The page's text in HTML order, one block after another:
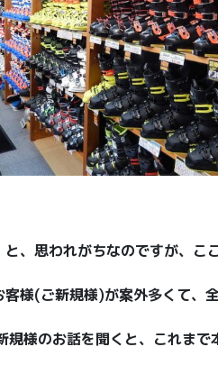
、思われがちなのですが、こ
様(ご新規様)が案外多くて、
規様のお話を聞くと、これまで